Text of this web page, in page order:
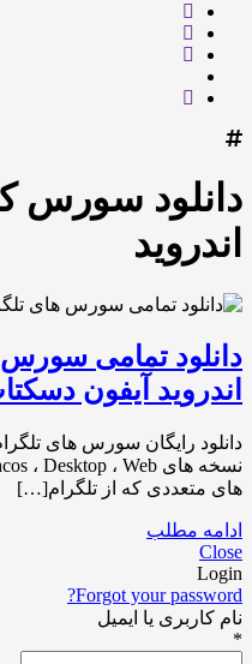
دانلود سورس
اندروید
دانلود تمامی
اندروید آیفون
دانلود رایگان سورس های
های متعددی که از تلگرام[…]
ادامه مطلب
Close
Login
Forgot your password?
نام کاربری یا ایمیل
*